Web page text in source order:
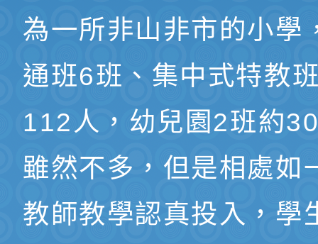
為一所非山非市的小學
通班6班、集中式特教
112人，幼兒園2班約
雖然不多，但是相處如
教師教學認真投入，學